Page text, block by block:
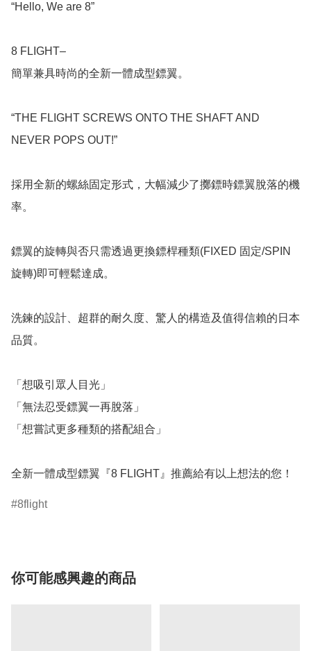
“Hello, We are 8”
8 FLIGHT–
簡單兼具時尚的全新一體成型鏢翼。
“THE FLIGHT SCREWS ONTO THE SHAFT AND
NEVER POPS OUT!”
採用全新的螺絲固定形式，大幅減少了擲鏢時鏢翼脫落的機
率。
鏢翼的旋轉與否只需透過更換鏢桿種類(FIXED 固定/SPIN
旋轉)即可輕鬆達成。
洗鍊的設計、超群的耐久度、驚人的構造及值得信賴的日本
品質。
「想吸引眾人目光」
「無法忍受鏢翼一再脫落」
「想嘗試更多種類的搭配組合」
8flight
你可能感興趣的商品